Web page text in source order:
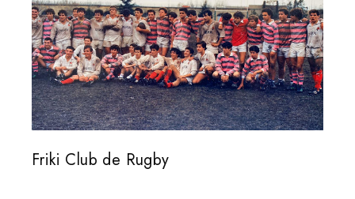
Friki Club de Rugby